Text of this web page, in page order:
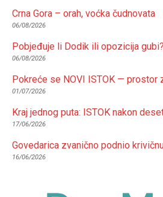
Crna Gora – orah, voćka čudnovata
06/08/2026
Pobjeđuje li Dodik ili opozicija gubi?
06/08/2026
Pokreće se NOVI ISTOK — prostor
01/07/2026
Kraj jednog puta: ISTOK nakon
17/06/2026
Govedarica zvanično podnio
16/06/2026